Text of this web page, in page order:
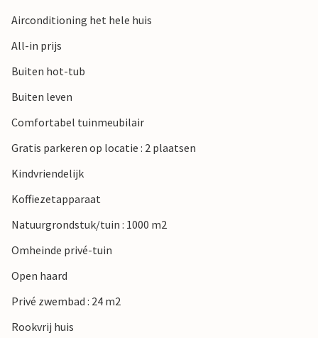
afstand.
Airconditioning het hele huis
All-in prijs
Buiten hot-tub
Buiten leven
Comfortabel tuinmeubilair
Gratis parkeren op locatie : 2 plaatsen
Kindvriendelijk
Koffiezetapparaat
Natuurgrondstuk/tuin : 1000 m2
Omheinde privé-tuin
Open haard
Privé zwembad : 24 m2
Rookvrij huis